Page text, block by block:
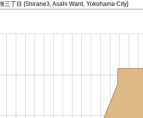
三丁目 [Shirane3, Asahi Ward, Yokohama City]